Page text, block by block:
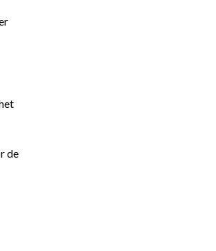
de